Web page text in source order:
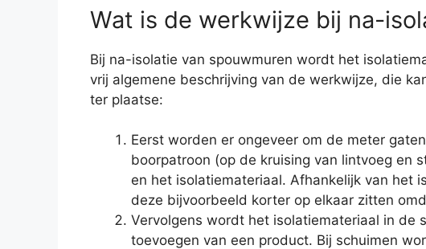
Wat is de werkwijze bij na-
Bij na-isolatie van spouwmuren wordt het
vrij algemene beschrijving van de werkwijze, die
ter plaatse:
Eerst worden er ongeveer om de meter
boorpatroon (op de kruising van lintvoeg en
en het isolatiemateriaal. Afhankelijk van het
deze bijvoorbeeld korter op elkaar zitten
Vervolgens wordt het isolatiemateriaal in de
toevoegen van een product. Bij schuimen